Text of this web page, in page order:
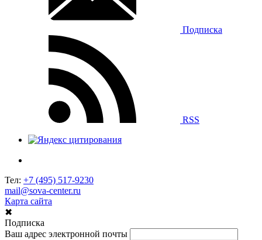
Подписка
RSS
Тел: +7 (495) 517-9230
mail@sova-center.ru
Карта сайта
✖
Подписка
Ваш адрес электронной почты